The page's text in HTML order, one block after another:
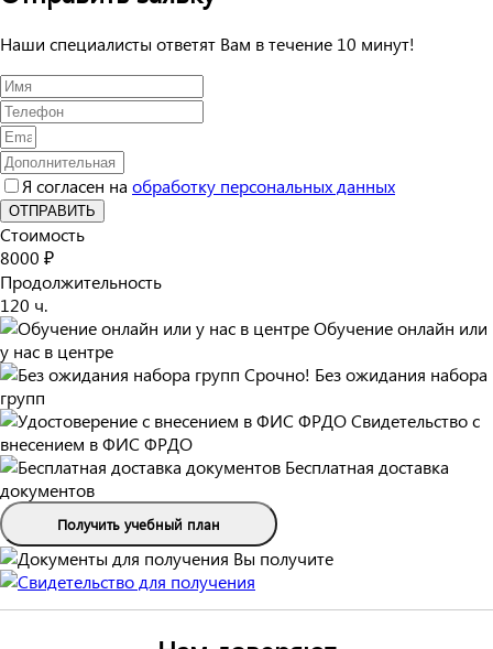
Наши специалисты ответят Вам в течение 10 минут!
Я согласен на обработку персональных данных
ОТПРАВИТЬ
Стоимость
8000 ₽
Продолжительность
120 ч.
Обучение онлайн или
у нас в центре
Срочно! Без ожидания набора
групп
Свидетельство с
внесением в ФИС ФРДО
Бесплатная доставка
документов
Получить учебный план
Вы получите